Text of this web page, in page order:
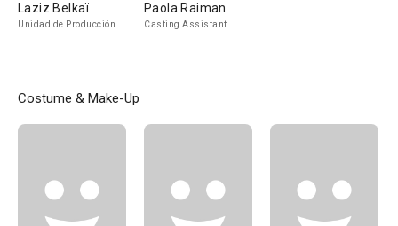
Laziz Belkaï
Unidad de Producción
Paola Raiman
Casting Assistant
Costume & Make-Up